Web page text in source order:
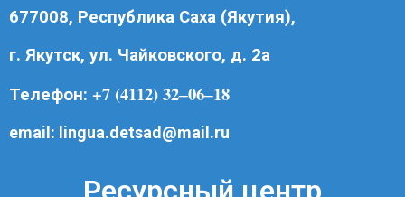
677008, Республика Саха (Якутия),
г. Якутск, ул. Чайковского, д. 2а
Телефон: +7 (4112) 32‒06‒18
email: lingua.detsad@mail.ru